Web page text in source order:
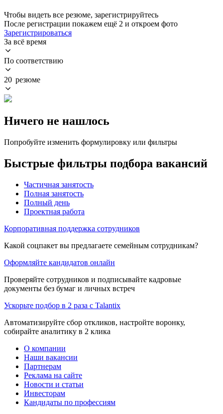
Чтобы видеть все резюме, зарегистрируйтесь
После регистрации покажем ещё 2 и откроем фото
Зарегистрироваться
За всё время
По соответствию
20 резюме
Ничего не нашлось
Попробуйте изменить формулировку или фильтры
Быстрые фильтры подбора вакансий
Частичная занятость
Полная занятость
Полный день
Проектная работа
Корпоративная поддержка сотрудников
Какой соцпакет вы предлагаете семейным сотрудникам?
Оформляйте кандидатов онлайн
Проверяйте сотрудников и подписывайте кадровые
документы без бумаг и личных встреч
Ускорьте подбор в 2 раза с Talantix
Автоматизируйте сбор откликов, настройте воронку,
собирайте аналитику в 2 клика
О компании
Наши вакансии
Партнерам
Реклама на сайте
Новости и статьи
Инвесторам
Кандидаты по профессиям